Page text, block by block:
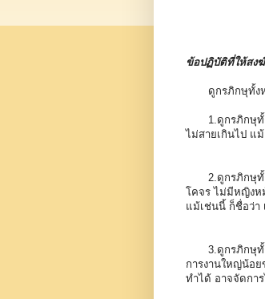
ข้อปฏิบัติที่ให้สง
ดูกรภิกษุทั้ง
1 .ดูกรภิกษุ
ไม่สายเกินไป แ
2 .ดูกรภิกษุ
โคจร ไม่มีหญิงห
แม้เช่นนี้ ก็ชื่อว่า
3 .ดูกรภิกษุ
การงานใหญ่น้อ
ทำได้ อาจจัดกา